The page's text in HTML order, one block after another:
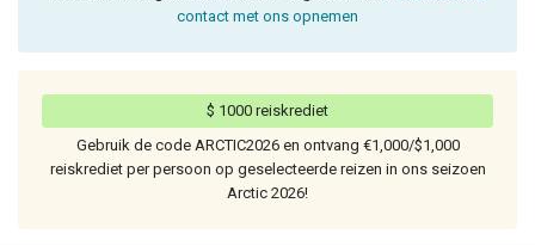
contact met ons opnemen
$ 1000 reiskrediet
Gebruik de code ARCTIC2026 en ontvang €1,000/$1,000
reiskrediet per persoon op geselecteerde reizen in ons seizoen
Arctic 2026!